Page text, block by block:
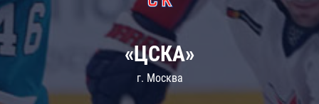
«ЦСКА»
г. Москва